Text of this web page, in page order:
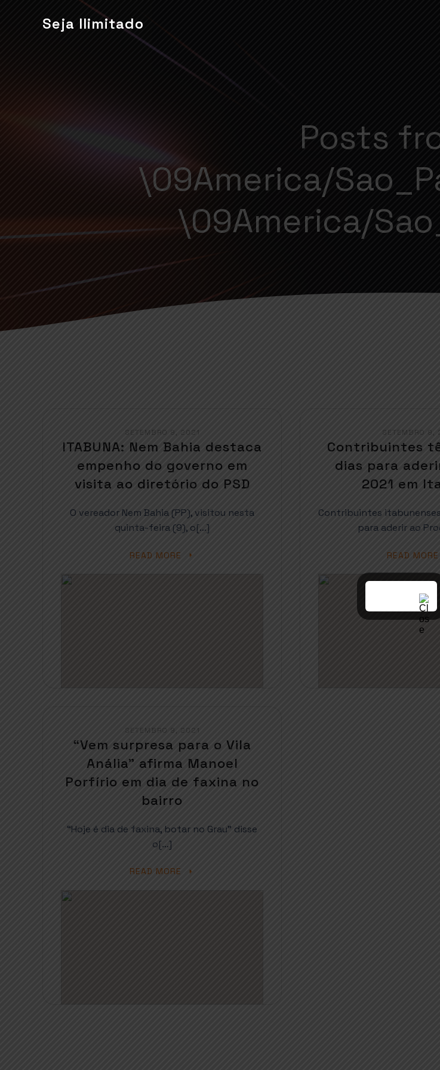
Seja Ilimitado
Posts
\09America/
\09America/
SETEMBRO 9, 2021
ITABUNA: Nem Bahia destaca
empenho do governo em
visita ao diretório do PSD
O vereador Nem Bahia (PP), visitou nesta
quinta-feira (9), o[…]
READ MORE
SETEMBRO 9,
Contribuintes
dias para
2021 em
Contribuintes
para aderir ao
READ MORE
SETEMBRO 9, 2021
“Vem surpresa para o Vila
Anália” afirma Manoel
Porfírio em dia de faxina no
bairro
“Hoje é dia de faxina, botar no Grau” disse
o[…]
READ MORE